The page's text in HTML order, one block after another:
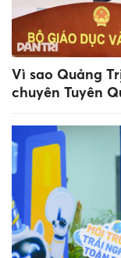
Vì sao Quảng
chuyên Tuyên